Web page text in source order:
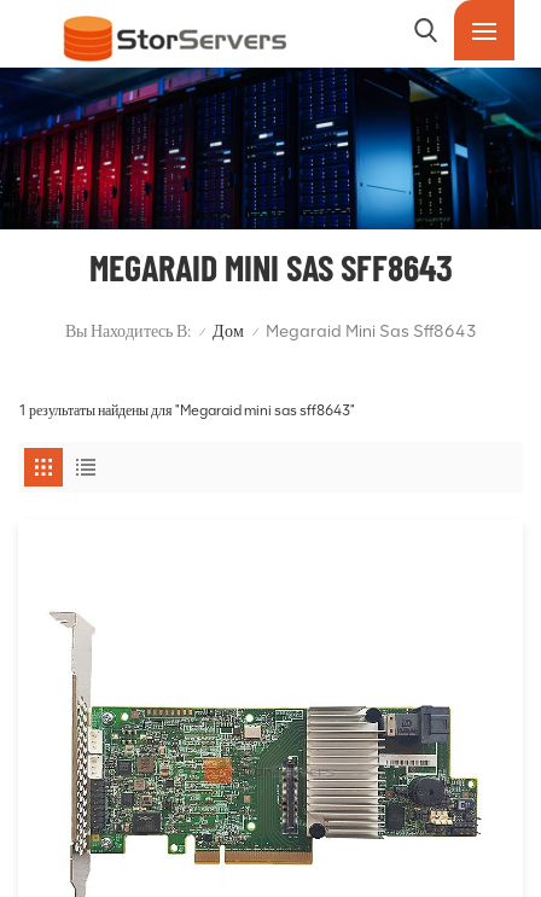
MEGARAID MINI SAS SFF8643
Вы Находитесь В: / Дом / Megaraid Mini Sas Sff8643
1 результаты найдены для "Megaraid mini sas sff8643"